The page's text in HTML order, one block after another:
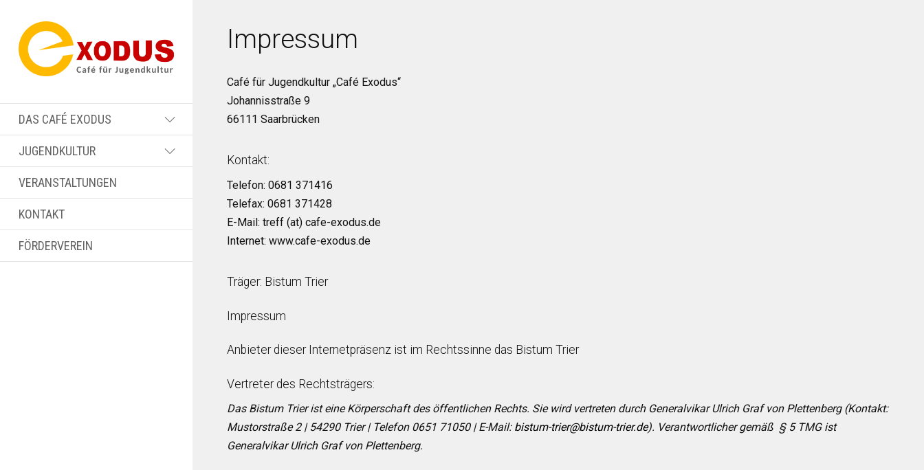
DAS CAFÉ EXODUS
JUGENDKULTUR
VERANSTALTUNGEN
KONTAKT
FÖRDERVEREIN
Impressum
Café für Jugendkultur „Café Exodus“
Johannisstraße 9
66111 Saarbrücken
Kontakt:
Telefon: 0681 371416
Telefax: 0681 371428
E-Mail: treff (at) cafe-exodus.de
Internet: www.cafe-exodus.de
Träger: Bistum Trier
Impressum
Anbieter dieser Internetpräsenz ist im Rechtssinne das Bistum Trier
Vertreter des Rechtsträgers:
Das Bistum Trier ist eine Körperschaft des öffentlichen Rechts. Sie wird vertreten durch Generalvikar Ulrich Graf von Plettenberg (Kontakt:
Mustorstraße 2 | 54290 Trier | Telefon 0651 71050 | E-Mail: bistum-trier@bistum-trier.de). Verantwortlicher gemäß § 5 TMG ist
Generalvikar Ulrich Graf von Plettenberg.